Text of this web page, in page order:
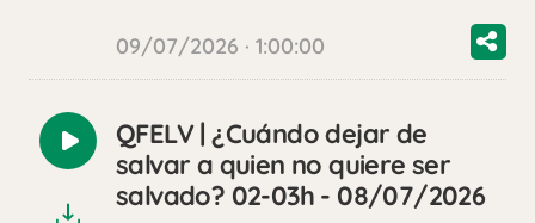
09/07/2026 · 1:00:00
Reproducir
audio
QFELV | ¿Cuándo dejar de
salvar a quien no quiere ser
salvado? 02-03h - 08/07/2026